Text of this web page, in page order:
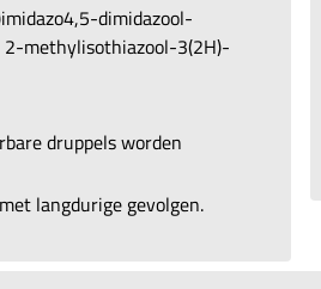
dimidazool-
methylisothiazool-3(2H)-
druppels worden
langdurige gevolgen.